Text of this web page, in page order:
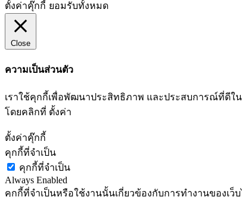
ตั้งค่าคุ๊กกี้ ยอมรับทั้งหมด
Close
ความเป็นส่วนตัว
เราใช้คุกกี้เพื่อพัฒนาประสิทธิภาพ และประสบการณ์ที่ดีใ
โดยคลิกที่ ตั้งค่า
ตั้งค่าคุ๊กกี้
คุกกี้ที่จำเป็น
คุกกี้ที่จำเป็น
Always Enabled
คุกกี้ที่จำเป็นหรือใช้งานนั้นเกี่ยวข้องกับการทำงานของเ